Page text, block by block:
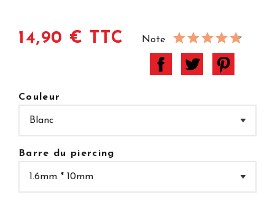
14,90 € TTC Note
Couleur
Barre du piercing